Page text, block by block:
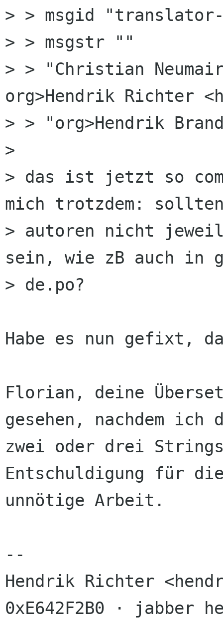
> > msgid
> > msgstr ""
> > "Christian
org>Hendrik Richter
> > "org>Hendrik
>
> das ist jetzt so
mich trotzdem:
> autoren nicht
sein, wie zB auch in
> de.po?
Habe es nun gefixt,
Florian, deine
gesehen, nachdem ich
zwei oder drei
Entschuldigung für
unnötige Arbeit.
--
Hendrik Richter
0xE642F2B0 · jabber